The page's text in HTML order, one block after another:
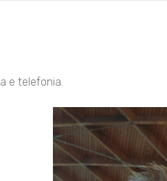
e telefonia.